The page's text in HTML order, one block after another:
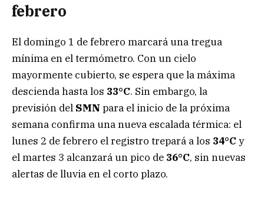
febrero
El domingo 1 de febrero marcará una tregua
mínima en el termómetro. Con un cielo
mayormente cubierto, se espera que la máxima
descienda hasta los 33°C. Sin embargo, la
previsión del SMN para el inicio de la próxima
semana confirma una nueva escalada térmica: el
lunes 2 de febrero el registro trepará a los 34°C y
el martes 3 alcanzará un pico de 36°C, sin nuevas
alertas de lluvia en el corto plazo.